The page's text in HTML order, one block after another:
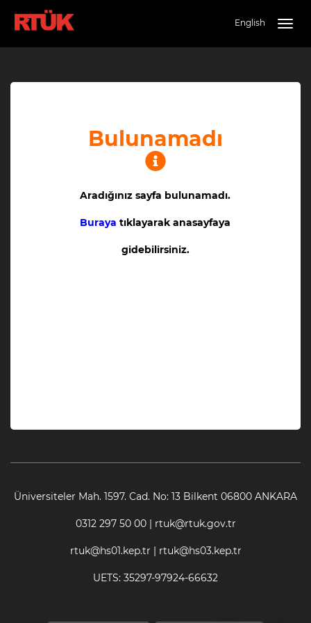
English
Bulunamadı
Aradığınız sayfa bulunamadı.
Buraya tıklayarak anasayfaya
gidebilirsiniz.
Üniversiteler Mah. 1597. Cad. No: 13 Bilkent 06800 ANKARA
0312 297 50 00 | rtuk@rtuk.gov.tr
rtuk@hs01.kep.tr | rtuk@hs03.kep.tr
UETS: 35297-97924-66632